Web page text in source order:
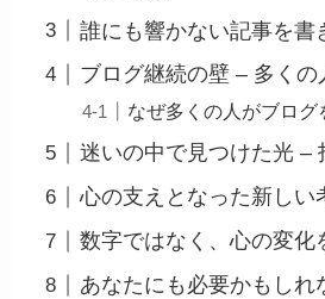
誰にも響かない記事を書
ブログ継続の壁 – 多く
なぜ多くの人がブロ
迷いの中で見つけた光 –
心の支えとなった新しい
数字ではなく、心の変化
あなたにも必要かもしれ